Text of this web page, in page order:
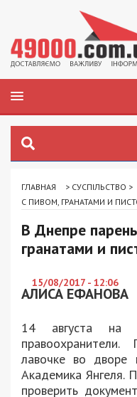
ГЛАВНАЯ > СУСПІЛЬСТВО >
С ПИВОМ, ГРАНАТАМИ И
В Днепре
гранатами и
15/08/2017 - 12:06
АЛИСА ЕФАНОВА
14 августа на
лавочке во дворе
Академика Янгеля.
проверить